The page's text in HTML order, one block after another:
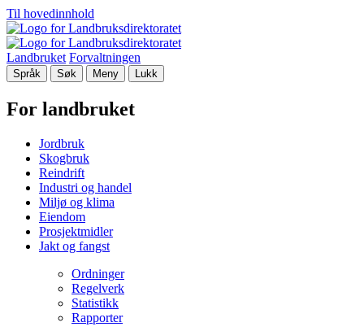
Til hovedinnhold
Landbruket Forvaltningen
Språk Søk Meny Lukk
For landbruket
Jordbruk
Skogbruk
Reindrift
Industri og handel
Miljø og klima
Eiendom
Prosjektmidler
Jakt og fangst
Ordninger
Regelverk
Statistikk
Rapporter